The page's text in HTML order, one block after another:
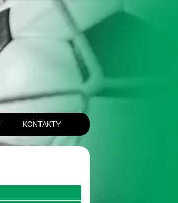
KONTAKTY